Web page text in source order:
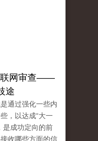
联网审查——
途
通过强化一些内
，以达成“大一
是成功定向的前
收哪些方面的信